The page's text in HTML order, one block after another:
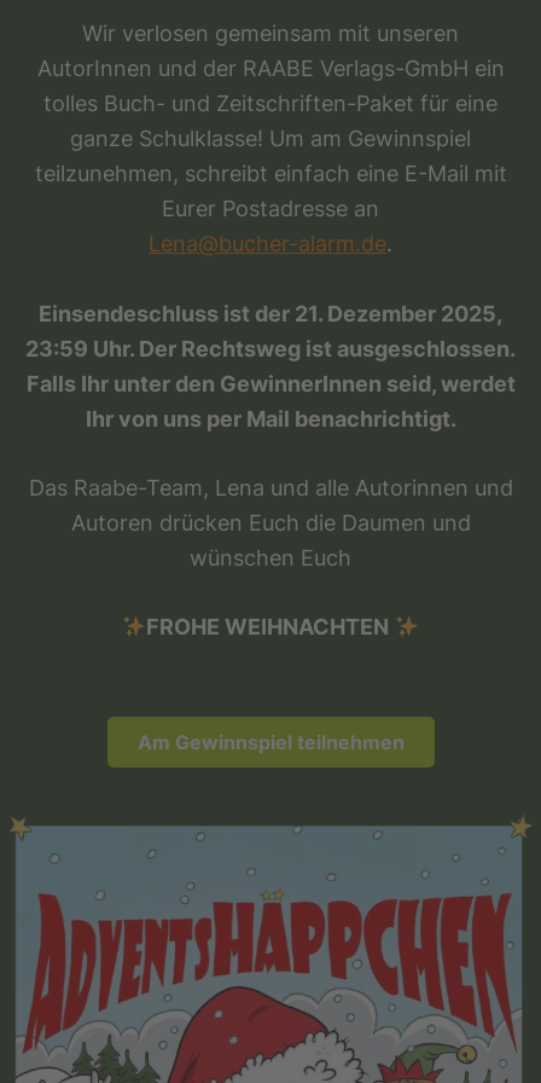
Wir verlosen gemeinsam mit unseren
AutorInnen und der RAABE Verlags-GmbH ein
tolles Buch- und Zeitschriften-Paket für eine
ganze Schulklasse! Um am Gewinnspiel
teilzunehmen, schreibt einfach eine E-Mail mit
Eurer Postadresse an
Lena@bucher-alarm.de.
Einsendeschluss ist der 21. Dezember 2025,
23:59 Uhr. Der Rechtsweg ist ausgeschlossen.
Falls Ihr unter den GewinnerInnen seid, werdet
Ihr von uns per Mail benachrichtigt.
Das Raabe-Team, Lena und alle Autorinnen und
Autoren drücken Euch die Daumen und
wünschen Euch
FROHE WEIHNACHTEN
Am Gewinnspiel teilnehmen